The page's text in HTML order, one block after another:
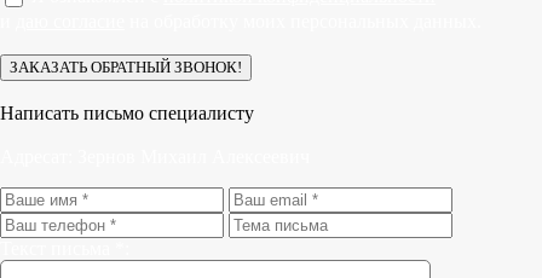
Написать письмо специалисту